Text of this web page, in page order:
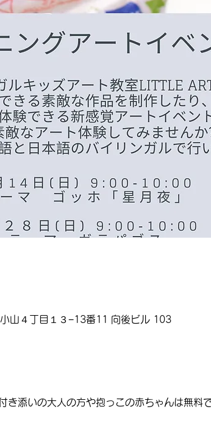
山４丁目１３−13番11 向後ビル 103
き添いの大人の方や抱っこの赤ちゃんは無料